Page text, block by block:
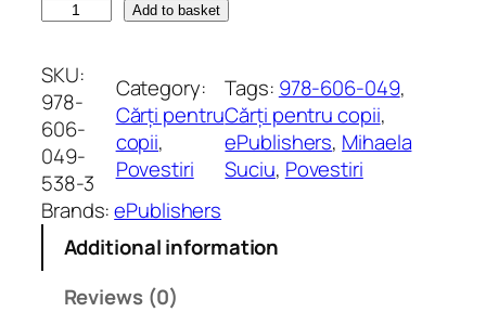
s
u
ț
a
v
i
o
Add to basket
SKU:
978-
606-
049-
538-3
Category:
Cărți pentru
copii
Povestiri
Tags: 978-606-049
Cărți pentru copii
ePublishers, Mihaela
Suciu, Povestiri
Brands:ePublishers
Additional information
Reviews (0)